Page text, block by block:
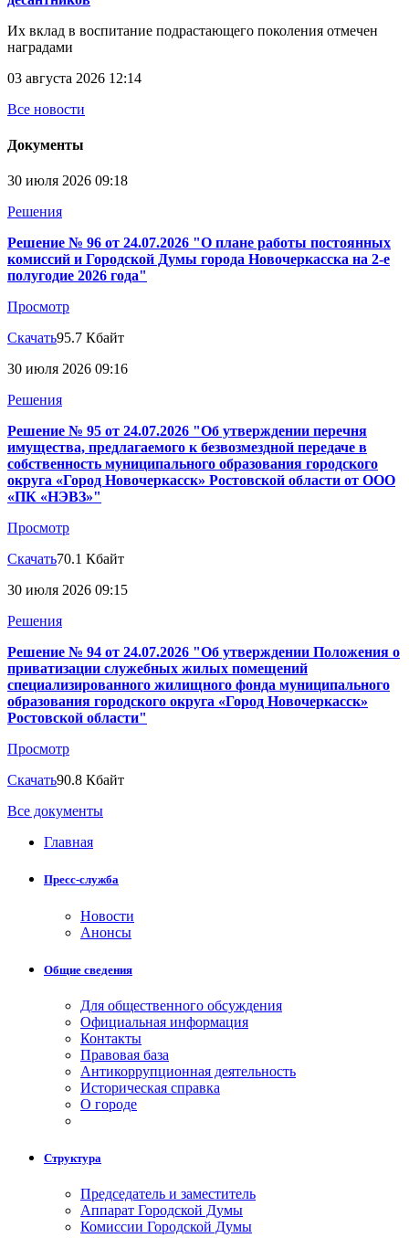
Их вклад в воспитание подрастающего поколения отмечен
наградами
03 августа 2026 12:14
Все новости
Документы
30 июля 2026 09:18
Решения
Решение № 96 от 24.07.2026 "О плане работы постоянных
комиссий и Городской Думы города Новочеркасска на 2-е
полугодие 2026 года"
Просмотр
Скачать95.7 Кбайт
30 июля 2026 09:16
Решения
Решение № 95 от 24.07.2026 "Об утверждении перечня
имущества, предлагаемого к безвозмездной передаче в
собственность муниципального образования городского
округа «Город Новочеркасск» Ростовской области от ООО
«ПК «НЭВЗ»"
Просмотр
Скачать70.1 Кбайт
30 июля 2026 09:15
Решения
Решение № 94 от 24.07.2026 "Об утверждении Положения о
приватизации служебных жилых помещений
специализированного жилищного фонда муниципального
образования городского округа «Город Новочеркасск»
Ростовской области"
Просмотр
Скачать90.8 Кбайт
Все документы
Главная
Пресс-служба
Новости
Анонсы
Общие сведения
Для общественного обсуждения
Официальная информация
Контакты
Правовая база
Антикоррупционная деятельность
Историческая справка
О городе
Структура
Председатель и заместитель
Аппарат Городской Думы
Комиссии Городской Думы